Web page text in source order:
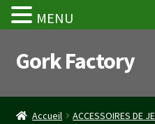
Aller
à
navigation
Aller
au
Gork Factory
Accueil
Accueil ACCESSOIRES DE
MENU